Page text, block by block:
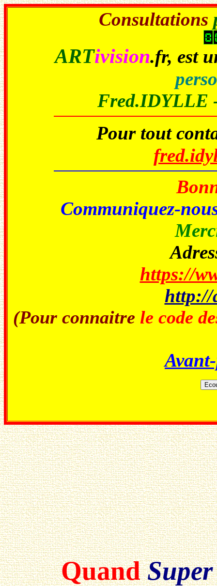
Consultations
ARTivision.fr, est
Fred.IDYLLE
Pour tout
Communiquez-
https://
http://
(Pour connaitre le code
QuandSuper